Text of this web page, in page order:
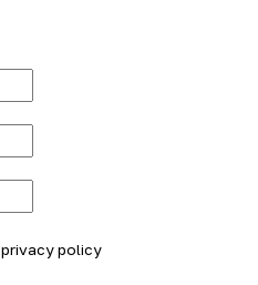
privacy policy